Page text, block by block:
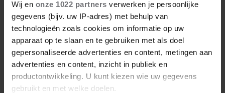
Wij en onze 1022 partners verwerken je persoonlijke
gegevens (bijv. uw IP-adres) met behulp van
technologieën zoals cookies om informatie op uw
apparaat op te slaan en te gebruiken met als doel
gepersonaliseerde advertenties en content, metingen aan
advertenties en content, inzicht in publiek en
productontwikkeling. U kunt kiezen wie uw gegevens
gebruikt en met welke doelen.
18/02/2026
MICHEL MULDER ZIET KANSEN EN ZOU